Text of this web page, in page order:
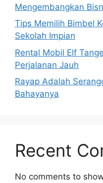
Mengembangkan
Tips Memilih Bimbel
Sekolah Impian
Rental Mobil Elf
Perjalanan Jauh
Rayap Adalah
Bahayanya
Recent
No comments to